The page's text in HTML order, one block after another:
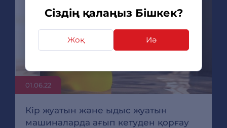
Сіздің қалаңыз Бішкек?
Жоқ Иә
01.06.22
Кір жуатын және ыдыс жуатын
машиналарда ағып кетуден қорғау